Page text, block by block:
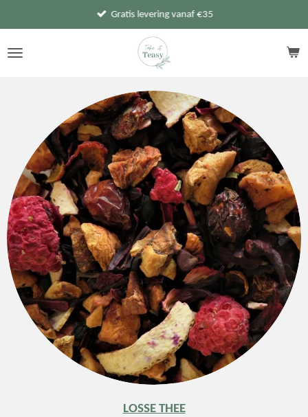
naar
Gratis levering vanaf €35
LOSSE THEE